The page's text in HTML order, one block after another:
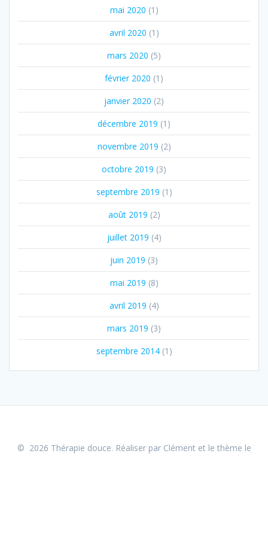
mai 2020 (1)
avril 2020 (1)
mars 2020 (5)
février 2020 (1)
janvier 2020 (2)
décembre 2019 (1)
novembre 2019 (2)
octobre 2019 (3)
septembre 2019 (1)
août 2019 (2)
juillet 2019 (4)
juin 2019 (3)
mai 2019 (8)
avril 2019 (4)
mars 2019 (3)
septembre 2014(1)
© 2026 Thérapie douce. Réaliser par Clément et le thème le